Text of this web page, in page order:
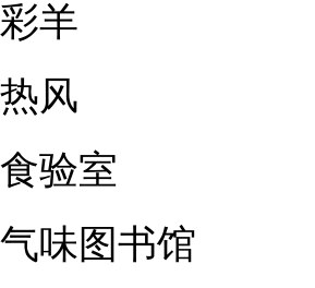
彩羊
热风
食验室
气味图书馆